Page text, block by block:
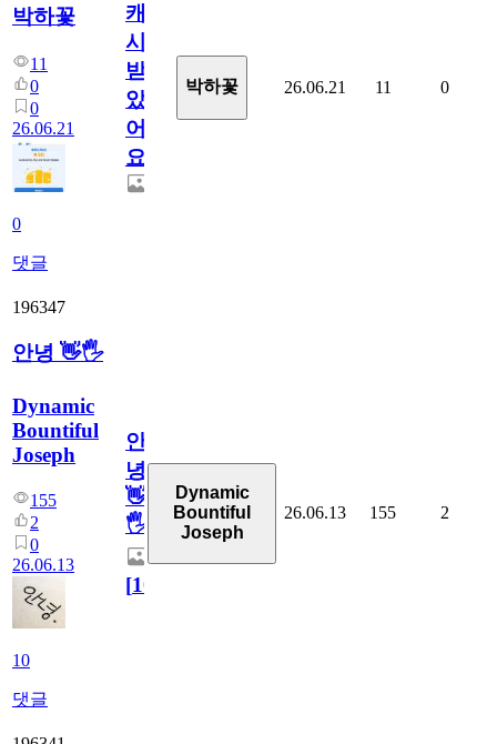
박하꽃
11
0
0
26.06.21
0
댓글
캐
시
받
았
어
요.
박하꽃 26.06.21 11 0
196347
안녕 👋🖐
Dynamic
Bountiful
Joseph
155
2
0
26.06.13
10
댓글
안
녕
👋
🖐
[10
Dynamic
Bountiful
Joseph
26.06.13 155 2